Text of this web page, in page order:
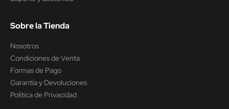
Sobre la Tienda
Nosotros
Condiciones de Venta
Formas de Pago
Garantía y Devoluciones
Política de Privacidad